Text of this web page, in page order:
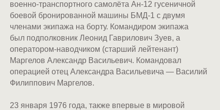
военно-транспортного самолёта Ан-12 гусеничной
боевой бронированной машины БМД-1 с двумя
членами экипажа на борту. Командиром экипажа
был подполковник Леонид Гаврилович Зуев, а
оператором-наводчиком (старший лейтенант)
Маргелов Александр Васильевич. Командовал
операцией отец Александра Васильевича — Василий
Филиппович Маргелов.
23 января 1976 года, также впервые в мировой